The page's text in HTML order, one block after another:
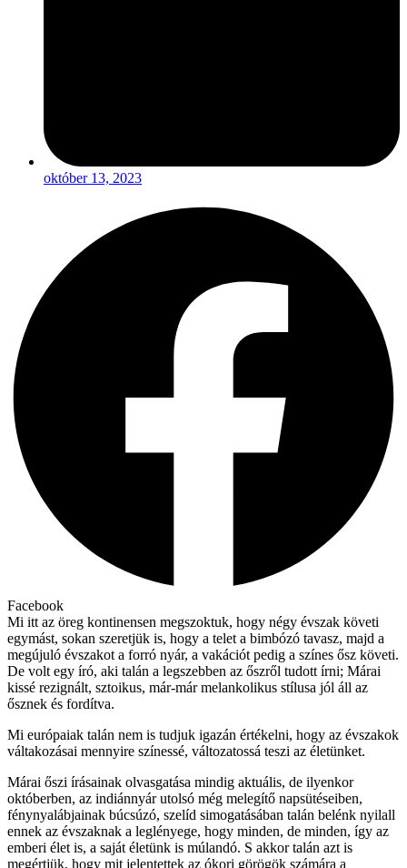
október 13, 2023
Facebook
Mi itt az öreg kontinensen megszoktuk, hogy négy évszak követi
egymást, sokan szeretjük is, hogy a telet a bimbózó tavasz, majd a
megújuló évszakot a forró nyár, a vakációt pedig a színes ősz követi.
De volt egy író, aki talán a legszebben az őszről tudott írni; Márai
kissé rezignált, sztoikus, már-már melankolikus stílusa jól áll az
ősznek és fordítva.
Mi európaiak talán nem is tudjuk igazán értékelni, hogy az évszakok
váltakozásai mennyire színessé, változatossá teszi az életünket.
Márai őszi írásainak olvasgatása mindig aktuális, de ilyenkor
októberben, az indiánnyár utolsó még melegítő napsütéseiben,
fénynyalábjainak búcsúzó, szelíd simogatásában talán belénk nyilall
ennek az évszaknak a leglényege, hogy minden, de minden, így az
emberi élet is, a saját életünk is múlandó. S akkor talán azt is
megértjük, hogy mit jelentettek az ókori görögök számára a